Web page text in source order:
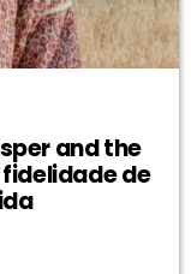
and the
de